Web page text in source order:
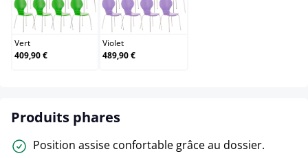
Vert
Vert
409,90 €
Violet
Violet
489,90 €
Produits phares
Position assise confortable grâce au dossier.